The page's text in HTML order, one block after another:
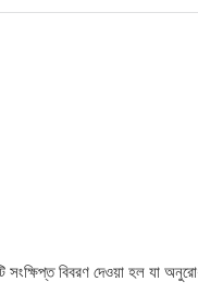
বিবরণ দেওয়া হল যা